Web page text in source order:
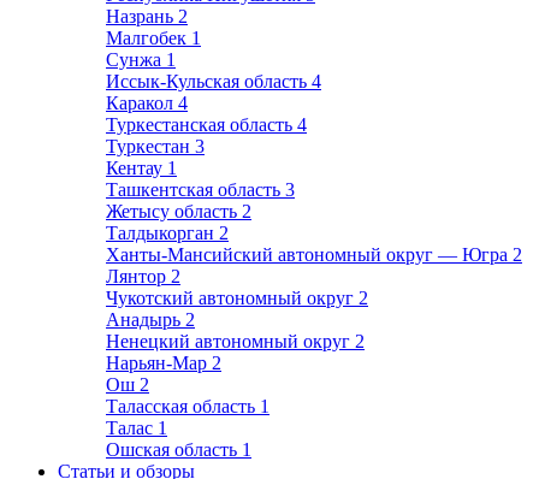
Назрань 2
Малгобек 1
Сунжа 1
Иссык-Кульская область 4
Каракол 4
Туркестанская область 4
Туркестан 3
Кентау 1
Ташкентская область 3
Жетысу область 2
Талдыкорган 2
Ханты-Мансийский автономный округ — Югра 2
Лянтор 2
Чукотский автономный округ 2
Анадырь 2
Ненецкий автономный округ 2
Нарьян-Мар 2
Ош 2
Таласская область 1
Талас 1
Ошская область 1
Статьи и обзоры